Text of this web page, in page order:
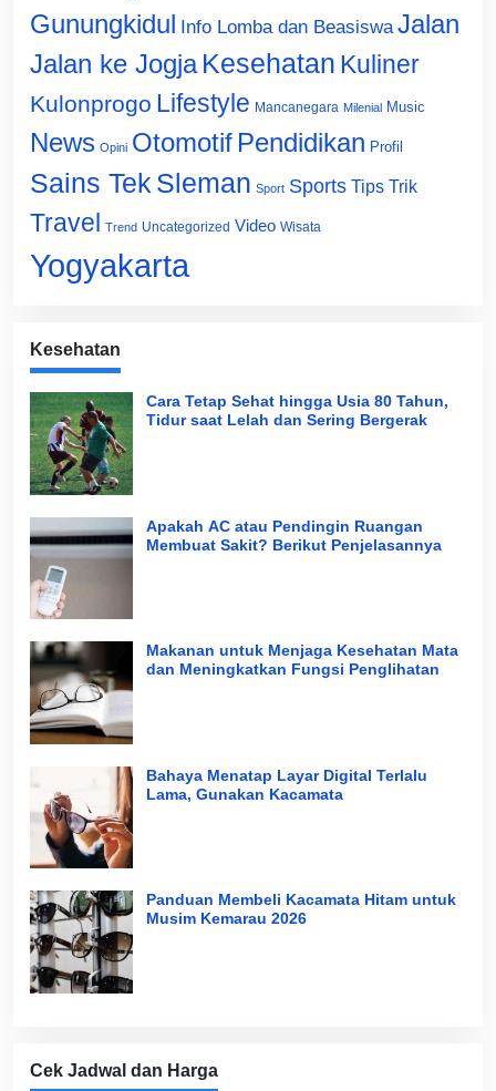
Gunungkidul Info Lomba dan Beasiswa Jalan
Jalan ke Jogja Kesehatan Kuliner
Kulonprogo Lifestyle Mancanegara Milenial Music
News Opini Otomotif Pendidikan Profil
Sains Tek Sleman Sport Sports Tips Trik
Travel Trend Uncategorized Video Wisata
Yogyakarta
Kesehatan
Cara Tetap Sehat hingga Usia 80 Tahun,
Tidur saat Lelah dan Sering Bergerak
Apakah AC atau Pendingin Ruangan
Membuat Sakit? Berikut Penjelasannya
Makanan untuk Menjaga Kesehatan Mata
dan Meningkatkan Fungsi Penglihatan
Bahaya Menatap Layar Digital Terlalu
Lama, Gunakan Kacamata
Panduan Membeli Kacamata Hitam untuk
Musim Kemarau 2026
Cek Jadwal dan Harga